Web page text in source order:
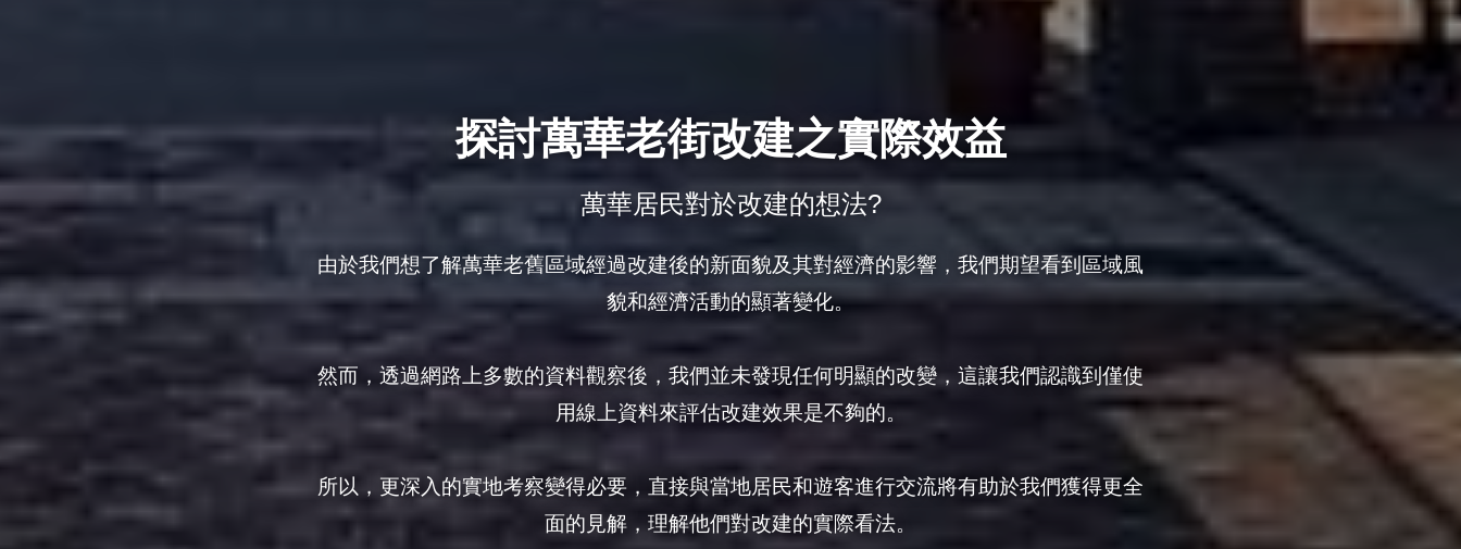
探討萬華老街改建之實際效益
萬華居民對於改建的想法?
由於我們想了解萬華老舊區域經過改建後的新面貌及其對經濟的影響，我們期望看到區域風
貌和經濟活動的顯著變化。
然而，透過網路上多數的資料觀察後，我們並未發現任何明顯的改變，這讓我們認識到僅使
用線上資料來評估改建效果是不夠的。
所以，更深入的實地考察變得必要，直接與當地居民和遊客進行交流將有助於我們獲得更全
面的見解，理解他們對改建的實際看法。